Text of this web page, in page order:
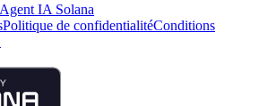
Agent IA Solana
Politique de confidentialitéConditions